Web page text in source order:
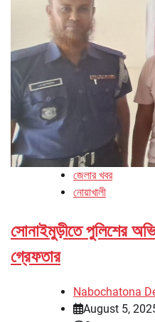
জেলার খবর
নোয়াখালী
সোনাইমুড়ীতে পুলিশের
গ্রেফতার
Nabochatona
August 5,